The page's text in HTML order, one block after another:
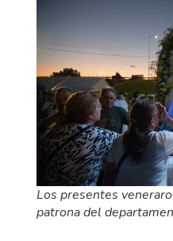
Los presentes
patrona del